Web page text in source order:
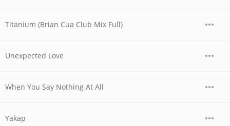
Titanium (Brian Cua Club Mix Full)
Unexpected Love
When You Say Nothing At All
Yakap